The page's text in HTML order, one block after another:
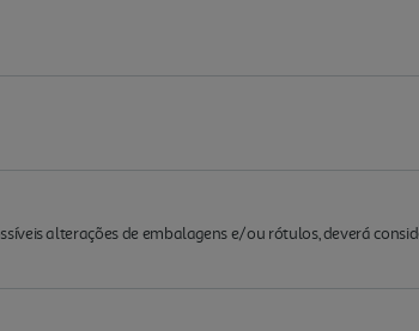
alterações de embalagens e/ou rótulos, deverá